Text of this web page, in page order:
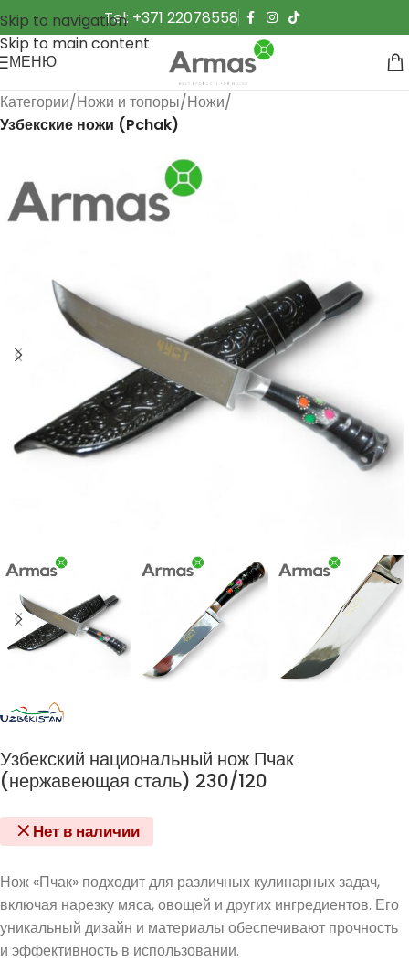
Skip to navigation
Skip to main content
Tel: +371 22078558
МЕНЮ
Категории Ножи и топоры Ножи
Узбекские ножи (Pchak)
Узбекский национальный нож Пчак
(нержавеющая сталь) 230/120
Нет в наличии
Нож «Пчак» подходит для различных кулинарных задач,
включая нарезку мяса, овощей и других ингредиентов. Его
уникальный дизайн и материалы обеспечивают прочность
и эффективность в использовании.